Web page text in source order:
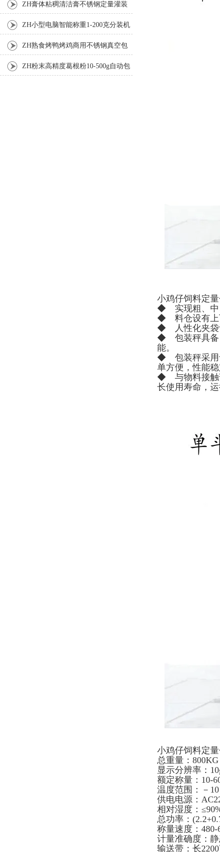
小鸡仔饲料定
◆ 实现粗、中
◆ 料仓设有上
◆ 人性化夹袋
◆ 包装秤具备
能。
◆ 包装秤采用
单方便，性能
◆ 与物料接触
长使用寿命，
小鸡仔饲料定
总重量：800KG
显示分辨率：
额定称量：10-
温度范围：－
供电电源：
相对湿度：
总功率：
称量速度：480-
计量准确度：
输送带：长
ZH膏体粘稠清洁膏不锈钢定量灌装
机厂家 ZH小型电脑智能称重1-200克分装机
ZH熟食烤鸭烤鸡商用不锈钢真空包
装机 ZH粉末高精度葛根粉10-500g自动包